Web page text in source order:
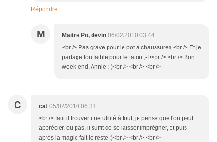
Répondre
M Maitre Po, devin 06/02/2010 03:44
<br /> Pas grave pour le pot à chaussures.<br /> Et je
partage ton faible pour le tatou ;-Þ<br /> <br /> Bon
week-end, Annie ;-)<br /> <br /> <br />
C cat 05/02/2010 06:33
<br /> faut il trouver une utilité à tout, je pense que l'on peut
apprécier, ou pas, il suffit de se laisser imprégner, et puis
après la magie fait le reste ;)<br /> <br /> <br />